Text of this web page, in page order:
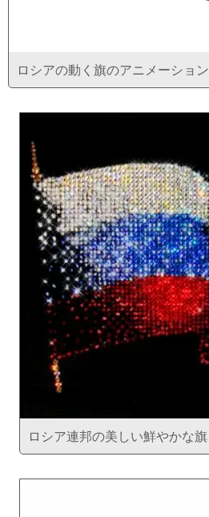
ロシアの動く旗のアニメーション
ロシア連邦の美しい鮮やかな旗